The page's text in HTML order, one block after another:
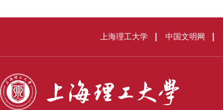
上海理工大学 中国文明网